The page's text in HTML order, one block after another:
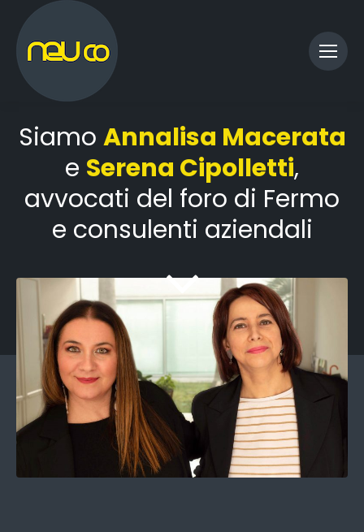
Siamo Annalisa Macerata
e Serena Cipolletti,
avvocati del foro di Fermo
e consulenti aziendali